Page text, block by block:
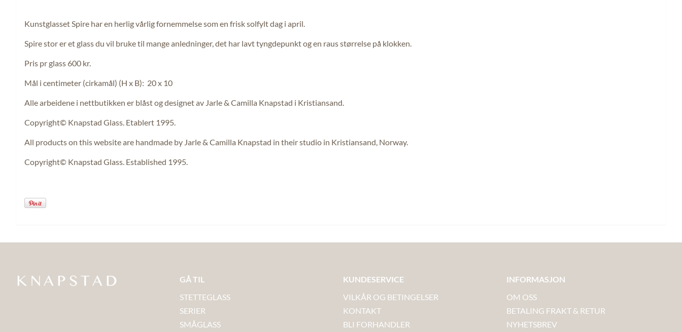
Kunstglasset Spire har en herlig vårlig fornemmelse som en frisk solfylt dag i april.
Spire stor er et glass du vil bruke til mange anledninger, det har lavt tyngdepunkt og en raus størrelse på klokken.
Pris pr glass 600 kr.
Mål i centimeter (cirkamål) (H x B): 20 x 10
Alle arbeidene i nettbutikken er blåst og designet av Jarle & Camilla Knapstad i Kristiansand.
Copyright© Knapstad Glass. Etablert 1995.
All products on this website are handmade by Jarle & Camilla Knapstad in their studio in Kristiansand, Norway.
Copyright© Knapstad Glass. Established 1995.
GÅ TIL
STETTEGLASS
SERIER
SMÅGLASS
KUNDESERVICE
VILKÅR OG BETINGELSER
KONTAKT
BLI FORHANDLER
INFORMASJON
OM OSS
BETALING FRAKT & RETUR
NYHETSBREV